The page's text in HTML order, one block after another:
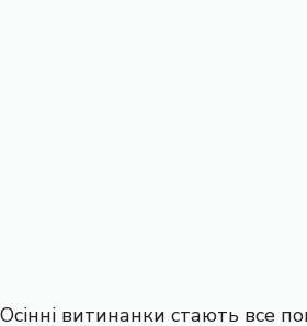
Осінні витинанки стають все